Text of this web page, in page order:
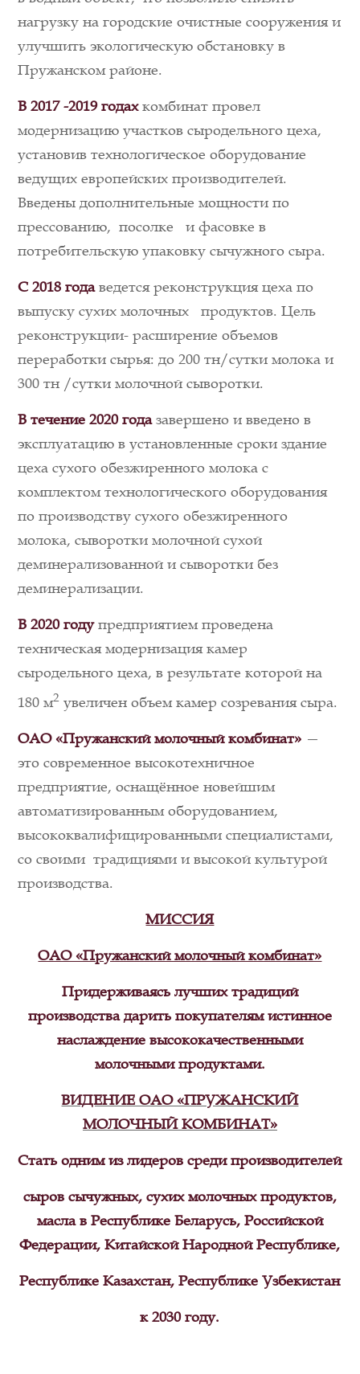
нагрузку на городские очистные сооружения и
улучшить экологическую обстановку в
Пружанском районе.
В 2017 -2019 годахкомбинат провел
модернизацию участков сыродельного цеха,
установив технологическое оборудование
ведущих европейских производителей.
Введены дополнительные мощности по
прессованию, посолке и фасовке в
потребительскую упаковку сычужного сыра.
С 2018 годаведется реконструкция цеха по
выпуску сухих молочных продуктов. Цель
реконструкции- расширение объемов
переработки сырья: до 200 тн/сутки молока и
300 тн /сутки молочной сыворотки.
В течение 2020 годазавершено и введено в
эксплуатацию в установленные сроки здание
цеха сухого обезжиренного молока с
комплектом технологического оборудования
по производству сухого обезжиренного
молока, сыворотки молочной сухой
деминерализованной и сыворотки без
деминерализации.
В 2020 годупредприятием проведена
техническая модернизация камер
сыродельного цеха, в результате которой на
180 м2увеличен объем камер созревания сыра.
ОАО «Пружанский молочный комбинат»—
это современное высокотехничное
предприятие, оснащённое новейшим
автоматизированным оборудованием,
высококвалифицированными специалистами,
со своими традициями и высокой культурой
производства.
МИССИЯ
ОАО «Пружанский молочный комбинат»
Придерживаясь лучших традиций
производства дарить покупателям истинное
наслаждение высококачественными
молочными продуктами.
ВИДЕНИЕ ОАО «ПРУЖАНСКИЙ
МОЛОЧНЫЙ КОМБИНАТ»
Стать одним из лидеров среди производителей
сыров сычужных, сухих молочных продуктов,
масла в Республике Беларусь, Российской
Федерации, Китайской Народной Республике,
Республике Казахстан, Республике Узбекистан
к 2030 году.